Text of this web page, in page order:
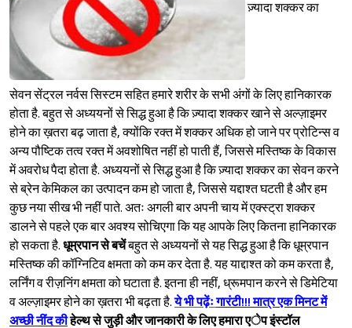
ज़्यादा शक्कर का
सेवन सेंट्रल नर्वस सिस्टम सहित हमारे शरीर के सभी अंगों के लिए हानिकारक
होता है. बहुत से अध्ययनों से सिद्ध हुआ है कि ज़्यादा शक्कर खाने से अल्ज़ाइमर
होने का ख़तरा बढ़ जाता है, क्योंकि रक्त में शक्कर अधिक हो जाने पर प्रोटिन्स व
अन्य पौष्टिक तत्व रक्त में अवशोषित नहीं हो पाती हैं, जिससे मस्तिष्क के विकास
में अवरोध पैदा होता है. अध्ययनों से सिद्ध हुआ है कि ज़्यादा शक्कर का सेवन करने
से ब्रेन केमिकल का उत्पादन कम हो जाता है, जिससे यद्दाश्त घटती है और हम
कुछ नया सीख भी नहीं पाते. अतः अगली बार अपनी चाय में एक्स्ट्रा शक्कर
डालने से पहले एक बार अवश्य सोचिएगा कि यह आपके लिए कितना हानिकारक
हो सकता है. धूम्रपान से बचेंबहुत से अध्ययनों से यह सिद्ध हुआ है कि धूम्रपान
मस्तिष्क की कॉग्निटिव क्षमता को कम कर देता है. यह याद्दाश्त को कम करता है,
लर्निंग व रीज़निंग क्षमता को घटाता है. इतना ही नहीं, ध्रूमपान करने से डिमेटिया
व अल्ज़ाइमर होने का ख़तरा भी बढ़ता है.ये भी पढ़ेंःगारंटी!!! मात्र एक मिनट में
अच्छी नींद कीहेल्थ से जुड़ी और जानकारी के लिए हमारा एेप इंस्टॉल